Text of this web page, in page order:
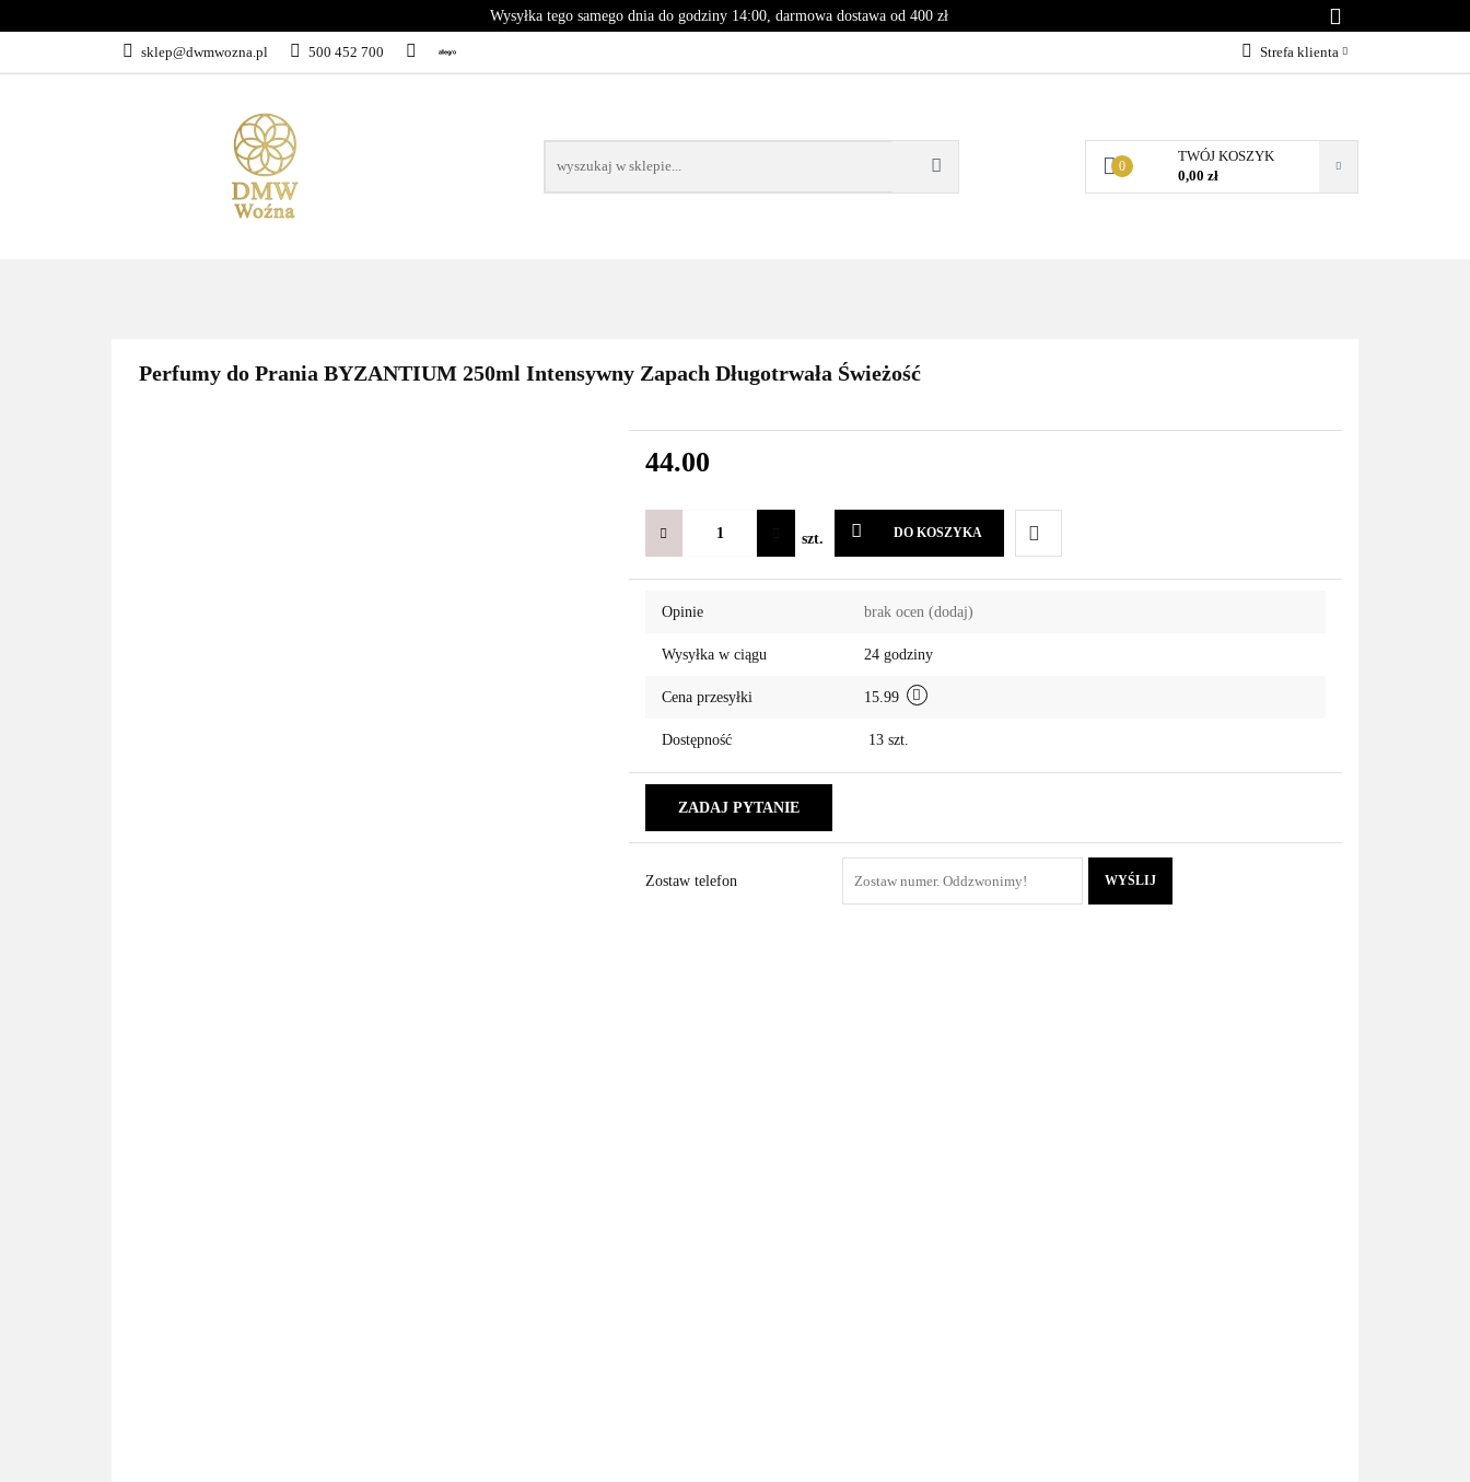
Wysyłka tego samego dnia do godziny 14:00, darmowa dostawa od 400 zł
sklep@dwmwozna.pl 500 452 700 Strefa klienta
Dodaj zgłoszenie
Zgody cookies
0
TWÓJ KOSZYK
0,00 zł
Perfumy do Prania BYZANTIUM 250ml Intensywny Zapach Długotrwała Świeżość
44.00
szt. DO KOSZYKA
Do
Opinie brak ocen (dodaj)
Wysyłka w ciągu 24 godziny
Cena przesyłki 15.99
Dostępność 13 szt.
ZADAJ PYTANIE
Zostaw telefon WYŚLIJ